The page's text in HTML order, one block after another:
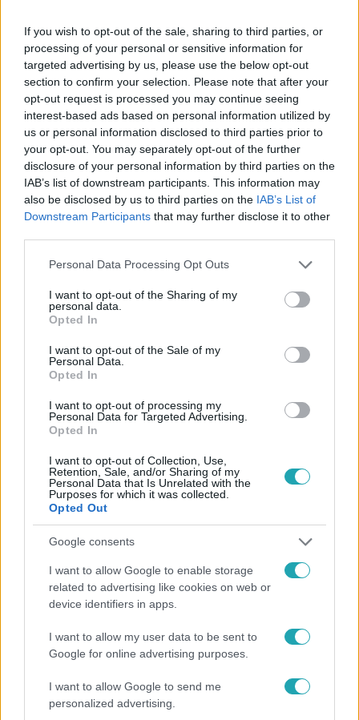
If you wish to opt-out of the sale, sharing to third parties, or
processing of your personal or sensitive information for
targeted advertising by us, please use the below opt-out
section to confirm your selection. Please note that after your
opt-out request is processed you may continue seeing
interest-based ads based on personal information utilized by
us or personal information disclosed to third parties prior to
your opt-out. You may separately opt-out of the further
disclosure of your personal information by third parties on the
IAB’s list of downstream participants. This information may
also be disclosed by us to third parties on the IAB’s List of
Downstream Participants that may further disclose it to other
Please note that this website/app uses one or more Google
not limited to your visit or usage behaviour. You may click to
grant or deny consent to Google and its third-party tags to
use your data for below specified purposes in below Google
consent section.
Personal Data Processing Opt Outs
I want to opt-out of the Sharing of my
personal data.
Opted In
I want to opt-out of the Sale of my
Personal Data.
Opted In
I want to opt-out of processing my
Personal Data for Targeted Advertising.
Opted In
I want to opt-out of Collection, Use,
Retention, Sale, and/or Sharing of my
Personal Data that Is Unrelated with the
Purposes for which it was collected.
Opted Out
Google consents
I want to allow Google to enable storage
related to advertising like cookies on web or
device identifiers in apps.
I want to allow my user data to be sent to
Google for online advertising purposes.
I want to allow Google to send me
personalized advertising.
legyen a Google-találatokban!
Kövess minket, és értesülj a friss hírekről a
Facebookon is!
Követem
FÓKUSZ #ADÁSRÉSZLETEK #VIDUS GABRIELLA
RTL MAGYARORSZÁG
Népszerű